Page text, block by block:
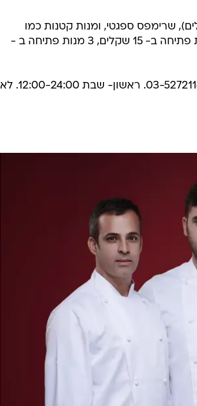
(54 שקלים), שורטריבס (79 שקלים), שרימפס ספגטי, ומנות קטנות כמו
החומוס של ניצי, קרפצ'יו סלק, סלט מלפפונים ועוד (מנת פתיחה ב- 15 שקלים, 3 מנות פתיחה ב -
השדרה פאן פוד, שדרות בן גוריון 34, תל אביב. .03-5272116. ראשון- שבת 12:00-24:00. לא